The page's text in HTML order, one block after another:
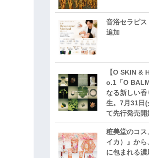
音浴セラピス
追加
【O SKIN &
o.1「O
なる新しい
生。7月31日
て先行発売開
粧美堂のコ
イカ）』から
に包まれる